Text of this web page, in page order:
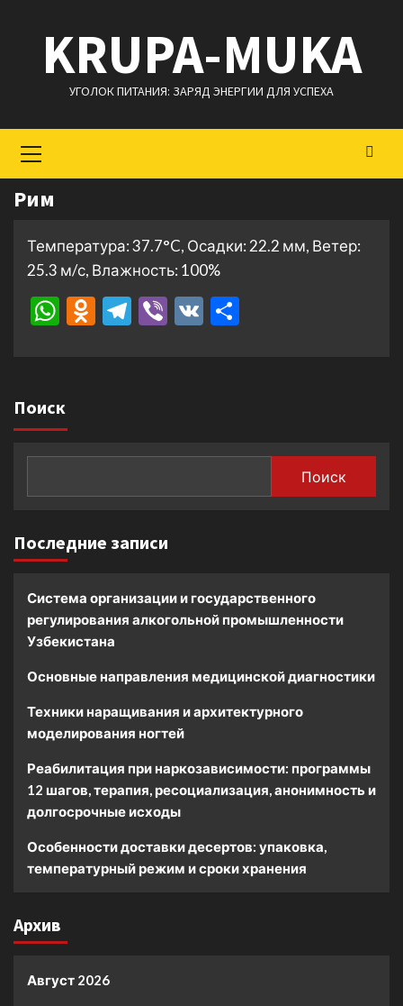
содержимому
KRUPA-MUKA
УГОЛОК ПИТАНИЯ: ЗАРЯД ЭНЕРГИИ ДЛЯ УСПЕХА
меню
Рим
Температура: 37.7°C, Осадки: 22.2 мм, Ветер:
25.3 м/с, Влажность: 100%
WhatsApp
Odnoklassniki
Telegram
Viber
VK
Поиск
Поиск
Последние записи
Система организации и государственного
регулирования алкогольной промышленности
Узбекистана
Основные направления медицинской диагностики
Техники наращивания и архитектурного
моделирования ногтей
Реабилитация при наркозависимости: программы
12 шагов, терапия, ресоциализация, анонимность и
долгосрочные исходы
Особенности доставки десертов: упаковка,
температурный режим и сроки хранения
Архив
Август 2026